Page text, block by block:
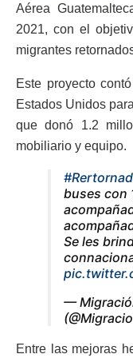
Aérea
2021, con el
migrantes
Este proyecto
Estados Unidos
que donó 1.2
mobiliario y equipo.
buses con
Se les
—
Entre las mejoras